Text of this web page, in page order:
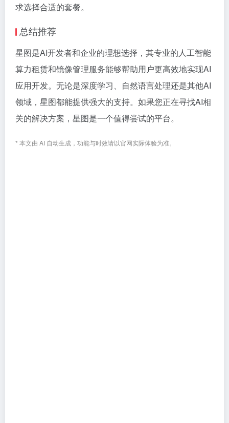
求选择合适的套餐。
总结推荐
星图是AI开发者和企业的理想选择，其专业的人工智能
算力租赁和镜像管理服务能够帮助用户更高效地实现AI
应用开发。无论是深度学习、自然语言处理还是其他AI
领域，星图都能提供强大的支持。如果您正在寻找AI相
关的解决方案，星图是一个值得尝试的平台。
* 本文由 AI 自动生成，功能与时效请以官网实际体验为准。